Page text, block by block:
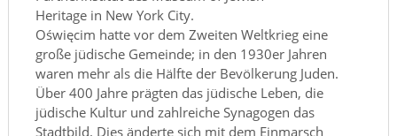
Heritage in New York City.
Oświęcim hatte vor dem Zweiten Weltkrieg eine
große jüdische Gemeinde; in den 1930er Jahren
waren mehr als die Hälfte der Bevölkerung Juden.
Über 400 Jahre prägten das jüdische Leben, die
jüdische Kultur und zahlreiche Synagogen das
Stadtbild. Dies änderte sich mit dem Einmarsch